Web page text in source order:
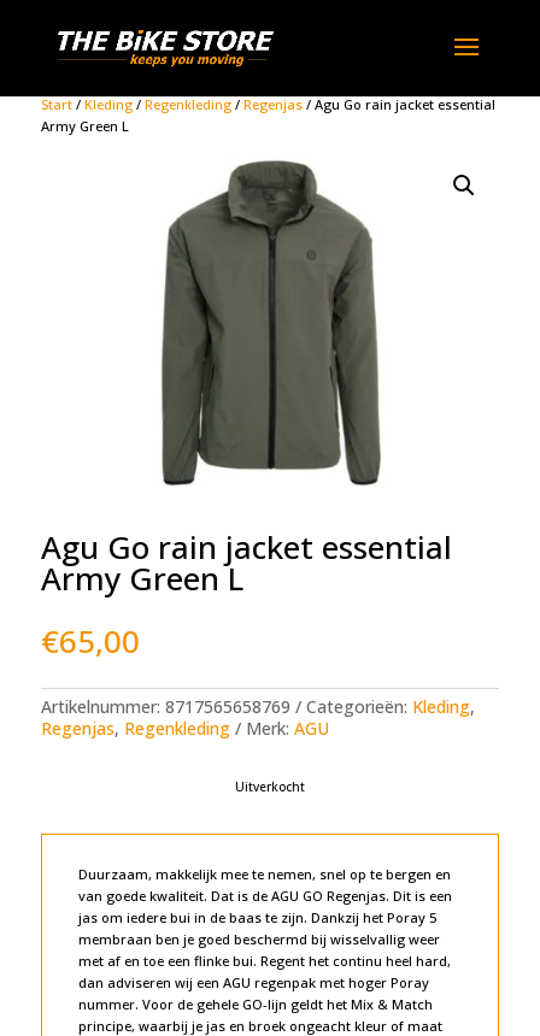
Start/ Kleding/ Regenkleding/ Regenjas/ Agu Go rain jacket essential
Army Green L
Agu Go rain jacket essential
Army Green L
€65,00
Artikelnummer: 8717565658769 Categorieën: Kleding,
Regenjas, Regenkleding Merk: AGU
Uitverkocht
Duurzaam, makkelijk mee te nemen, snel op te bergen en
van goede kwaliteit. Dat is de AGU GO Regenjas. Dit is een
jas om iedere bui in de baas te zijn. Dankzij het Poray 5
membraan ben je goed beschermd bij wisselvallig weer
met af en toe een flinke bui. Regent het continu heel hard,
dan adviseren wij een AGU regenpak met hoger Poray
nummer. Voor de gehele GO-lijn geldt het Mix & Match
principe, waarbij je jas en broek ongeacht kleur of maat